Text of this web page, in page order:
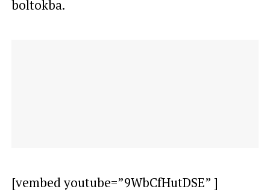
boltokba.
[vembed youtube=”9WbCfHutDSE” ]